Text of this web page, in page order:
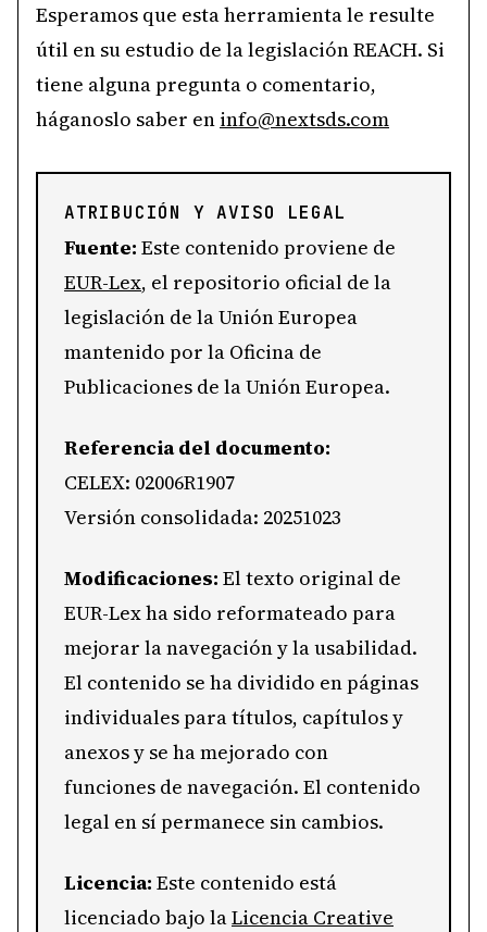
Esperamos que esta herramienta le resulte
útil en su estudio de la legislación REACH. Si
tiene alguna pregunta o comentario,
háganoslo saber en info@nextsds.com
ATRIBUCIÓN Y AVISO LEGAL
Fuente: Este contenido proviene de
EUR-Lex, el repositorio oficial de la
legislación de la Unión Europea
mantenido por la Oficina de
Publicaciones de la Unión Europea.
Referencia del documento:
CELEX: 02006R1907
Versión consolidada: 20251023
Modificaciones: El texto original de
EUR-Lex ha sido reformateado para
mejorar la navegación y la usabilidad.
El contenido se ha dividido en páginas
individuales para títulos, capítulos y
anexos y se ha mejorado con
funciones de navegación. El contenido
legal en sí permanece sin cambios.
Licencia: Este contenido está
licenciado bajo laLicencia Creative